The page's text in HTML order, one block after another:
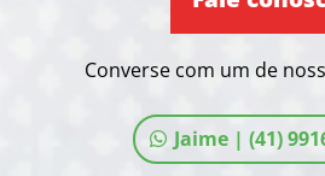
Converse com um de
Jaime | (41)